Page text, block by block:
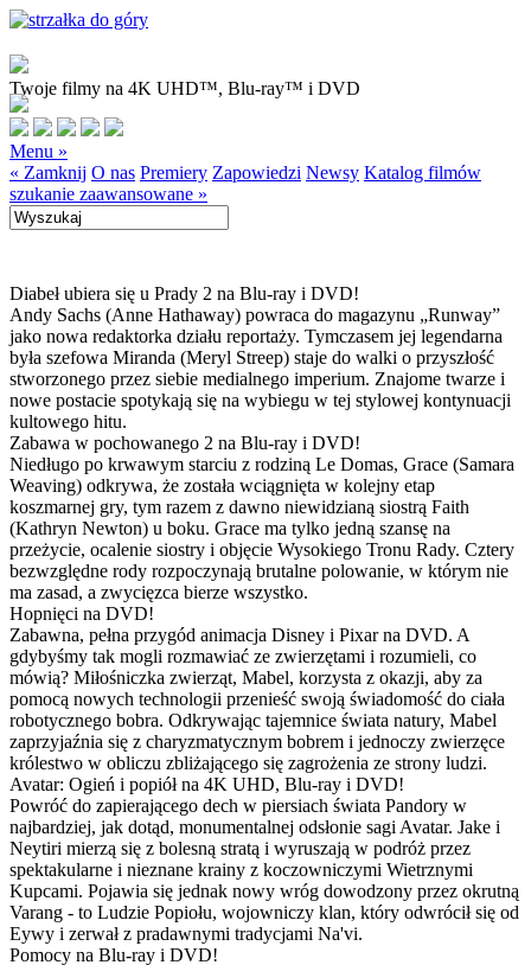
Twoje filmy na 4K UHD™, Blu-ray™ i DVD
Menu »
« Zamknij O nas Premiery Zapowiedzi Newsy Katalog filmów
szukanie zaawansowane »
Diabeł ubiera się u Prady 2 na Blu-ray i DVD!
Andy Sachs (Anne Hathaway) powraca do magazynu „Runway”
jako nowa redaktorka działu reportaży. Tymczasem jej legendarna
była szefowa Miranda (Meryl Streep) staje do walki o przyszłość
stworzonego przez siebie medialnego imperium. Znajome twarze i
nowe postacie spotykają się na wybiegu w tej stylowej kontynuacji
kultowego hitu.
Zabawa w pochowanego 2 na Blu-ray i DVD!
Niedługo po krwawym starciu z rodziną Le Domas, Grace (Samara
Weaving) odkrywa, że została wciągnięta w kolejny etap
koszmarnej gry, tym razem z dawno niewidzianą siostrą Faith
(Kathryn Newton) u boku. Grace ma tylko jedną szansę na
przeżycie, ocalenie siostry i objęcie Wysokiego Tronu Rady. Cztery
bezwzględne rody rozpoczynają brutalne polowanie, w którym nie
ma zasad, a zwycięzca bierze wszystko.
Hopnięci na DVD!
Zabawna, pełna przygód animacja Disney i Pixar na DVD. A
gdybyśmy tak mogli rozmawiać ze zwierzętami i rozumieli, co
mówią? Miłośniczka zwierząt, Mabel, korzysta z okazji, aby za
pomocą nowych technologii przenieść swoją świadomość do ciała
robotycznego bobra. Odkrywając tajemnice świata natury, Mabel
zaprzyjaźnia się z charyzmatycznym bobrem i jednoczy zwierzęce
królestwo w obliczu zbliżającego się zagrożenia ze strony ludzi.
Avatar: Ogień i popiół na 4K UHD, Blu-ray i DVD!
Powróć do zapierającego dech w piersiach świata Pandory w
najbardziej, jak dotąd, monumentalnej odsłonie sagi Avatar. Jake i
Neytiri mierzą się z bolesną stratą i wyruszają w podróż przez
spektakularne i nieznane krainy z koczowniczymi Wietrznymi
Kupcami. Pojawia się jednak nowy wróg dowodzony przez okrutną
Varang - to Ludzie Popiołu, wojowniczy klan, który odwrócił się od
Eywy i zerwał z pradawnymi tradycjami Na'vi.
Pomocy na Blu-ray i DVD!